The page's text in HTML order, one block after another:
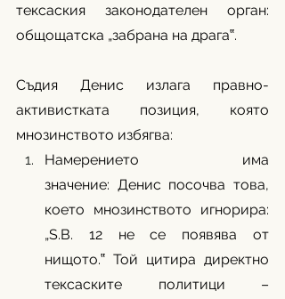
тексаския законодателен орган:
общощатска „забрана на драга‟.
Съдия Денис излага правно-
активистката позиция, която
мнозинството избягва:
Намерението има
значение: Денис посочва това,
което мнозинството игнорира:
„S.B. 12 не се появява от
нищото.‟ Той цитира директно
тексаските политици –